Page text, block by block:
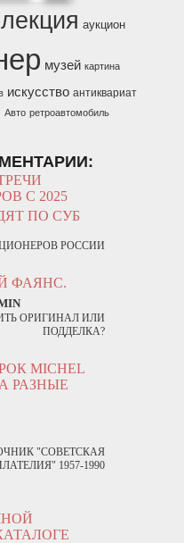
аукцион
музей картина
искусство антиквариат
Авто ретроавтомобиль
С 2025
ПО СУБ
РОССИИ
ФАЯНС.
ОРИГИНАЛ ИЛИ
ПОДДЕЛКА?
MICHEL
РАЗНЫЕ
"СОВЕТСКАЯ
1957-1990